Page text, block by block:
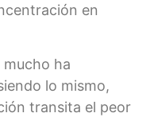
en
ha
lo mismo,
transita el peor